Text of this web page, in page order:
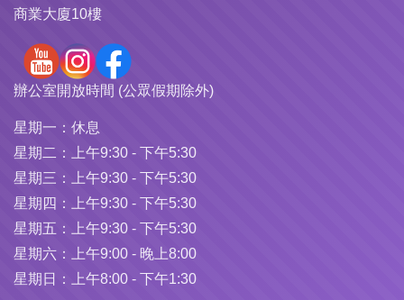
商業大廈10樓
辦公室開放時間 (公眾假期除外)
星期一： 休息
星期二：
上午9:30 - 下午5:30
星期三：
上午9:30 - 下午5:30
星期四：
上午9:30 - 下午5:30
星期五：
上午9:30 - 下午5:30
星期六：
上午9:00 - 晚上8:00
星期日：
上午8:00 - 下午1:30